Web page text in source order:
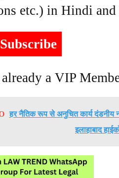
etc.) in Hindi and
a VIP
हर नैतिक रूप से अनुचित कार्य दंडनीय
इलाहाबाद